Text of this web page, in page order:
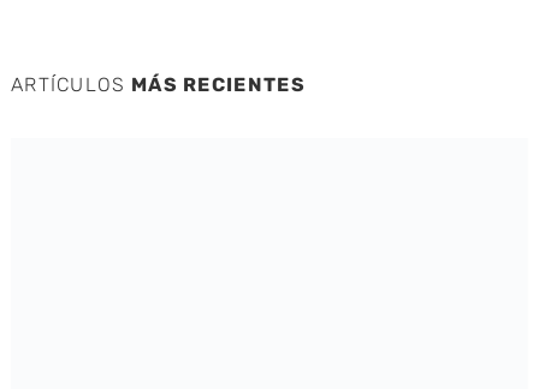
ARTÍCULOS MÁS RECIENTES